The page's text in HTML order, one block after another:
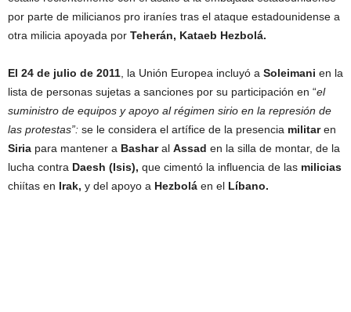
por parte de milicianos pro iraníes tras el ataque estadounidense a
otra milicia apoyada por Teherán, Kataeb Hezbolá.
El 24 de julio de 2011 , la Unión Europea incluyó a Soleimani en la
lista de personas sujetas a sanciones por su participación en “el
suministro de equipos y apoyo al régimen sirio en la represión de
las protestas”: se le considera el artífice de la presencia militaren
Siria para mantener a Basharal Assad en la silla de montar, de la
lucha contra Daesh (Isis), que cimentó la influencia de las milicias
chiítas en Irak, y del apoyo a Hezbolá en el Líbano.